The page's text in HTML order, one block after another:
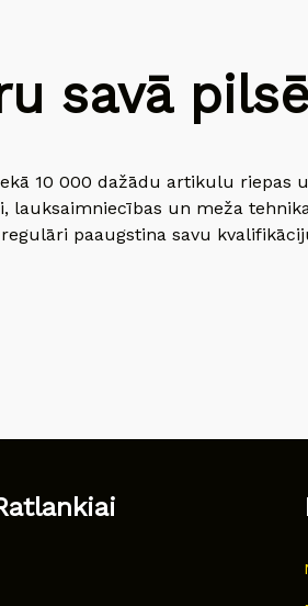
savā
10 000 dažādu artikulu riepas
lauksaimniecības un meža
paaugstina savu